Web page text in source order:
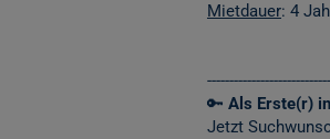
Mietdauer: 4
🔑 Als Erste(r)
Jetzt